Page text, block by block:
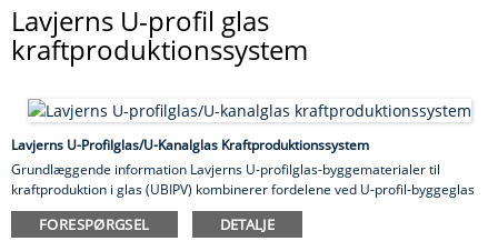
Lavjerns U-profil glas
kraftproduktionssystem
Lavjerns U-Profilglas/U-Kanalglas Kraftproduktionssystem
Grundlæggende information Lavjerns U-profilglas-byggematerialer til
kraftproduktion i glas (UBIPV) kombinerer fordelene ved U-profil-byggeglas
og solenergiproduktionssystem for at fremme grøn miljøbeskyttelse samt
energibesparelser og emissionsreduktion. UBIPV og byen kan kombineres
FORESPØRGSEL DETALJE